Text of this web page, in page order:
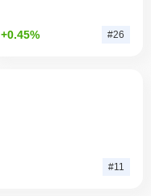
+0.45% #26
#11